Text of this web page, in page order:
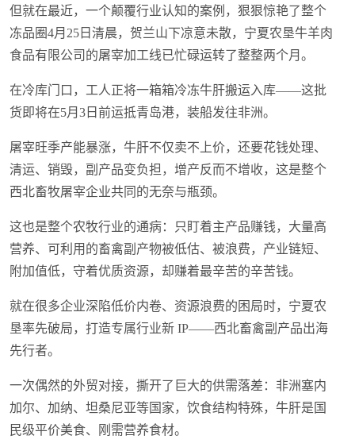
但就在最近，一个颠覆行业认知的案例，狠狠惊艳了整个
冻品圈4月25日清晨，贺兰山下凉意未散，宁夏农垦牛羊肉
食品有限公司的屠宰加工线已忙碌运转了整整两个月。
在冷库门口，工人正将一箱箱冷冻牛肝搬运入库——这批
货即将在5月3日前运抵青岛港，装船发往非洲。
屠宰旺季产能暴涨，牛肝不仅卖不上价，还要花钱处理、
清运、销毁，副产品变负担，增产反而不增收，这是整个
西北畜牧屠宰企业共同的无奈与瓶颈。
这也是整个农牧行业的通病：只盯着主产品赚钱，大量高
营养、可利用的畜禽副产物被低估、被浪费，产业链短、
附加值低，守着优质资源，却赚着最辛苦的辛苦钱。
就在很多企业深陷低价内卷、资源浪费的困局时，宁夏农
垦率先破局，打造专属行业新 IP——西北畜禽副产品出海
先行者。
一次偶然的外贸对接，撕开了巨大的供需落差：非洲塞内
加尔、加纳、坦桑尼亚等国家，饮食结构特殊，牛肝是国
民级平价美食、刚需营养食材。